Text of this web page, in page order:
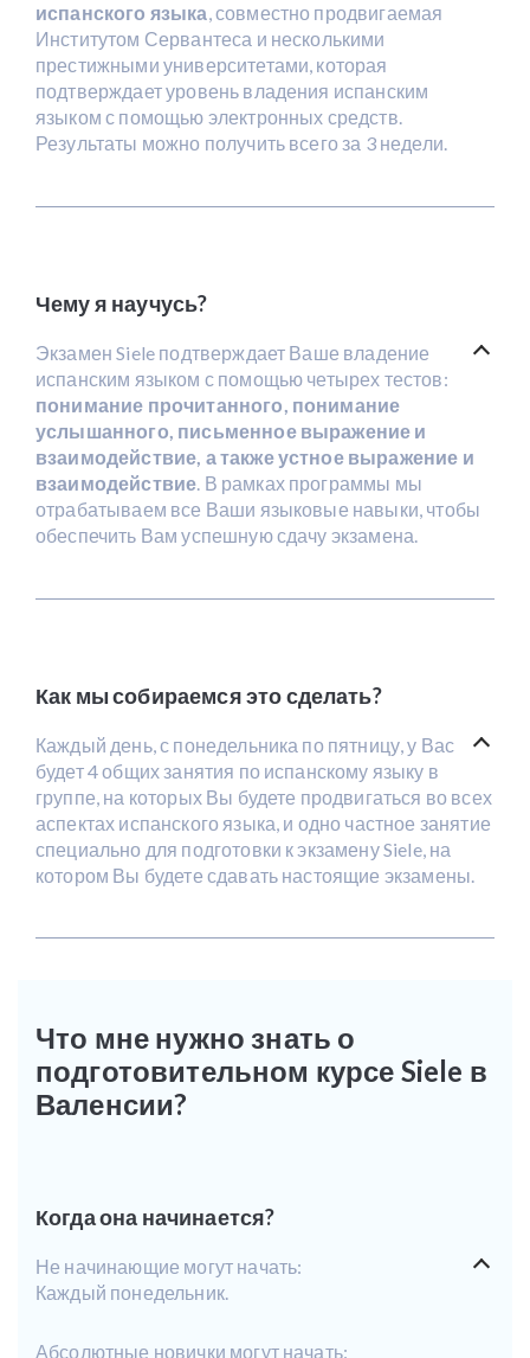
испанского языка, совместно продвигаемая
Институтом Сервантеса и несколькими
престижными университетами, которая
подтверждает уровень владения испанским
языком с помощью электронных средств.
Результаты можно получить всего за 3 недели.
Чему я научусь?
Экзамен Siele подтверждает Ваше владение
испанским языком с помощью четырех тестов:
понимание прочитанного, понимание
услышанного, письменное выражение и
взаимодействие, а также устное выражение и
взаимодействие. В рамках программы мы
отрабатываем все Ваши языковые навыки, чтобы
обеспечить Вам успешную сдачу экзамена.
Как мы собираемся это сделать?
Каждый день, с понедельника по пятницу, у Вас
будет 4 общих занятия по испанскому языку в
группе, на которых Вы будете продвигаться во всех
аспектах испанского языка, и одно частное занятие
специально для подготовки к экзамену Siele, на
котором Вы будете сдавать настоящие экзамены.
Что мне нужно знать о
подготовительном курсе Siele в
Валенсии?
Когда она начинается?
Не начинающие могут начать:
Каждый понедельник.
Абсолютные новички могут начать: